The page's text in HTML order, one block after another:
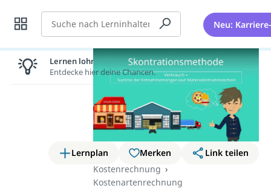
Suche Neu:
Lernplan Merken
Link teilen
Kostenrechnung
Kostenartenrechnung
Lernen lohnt sich!
Entdecke hier deine Chancen.